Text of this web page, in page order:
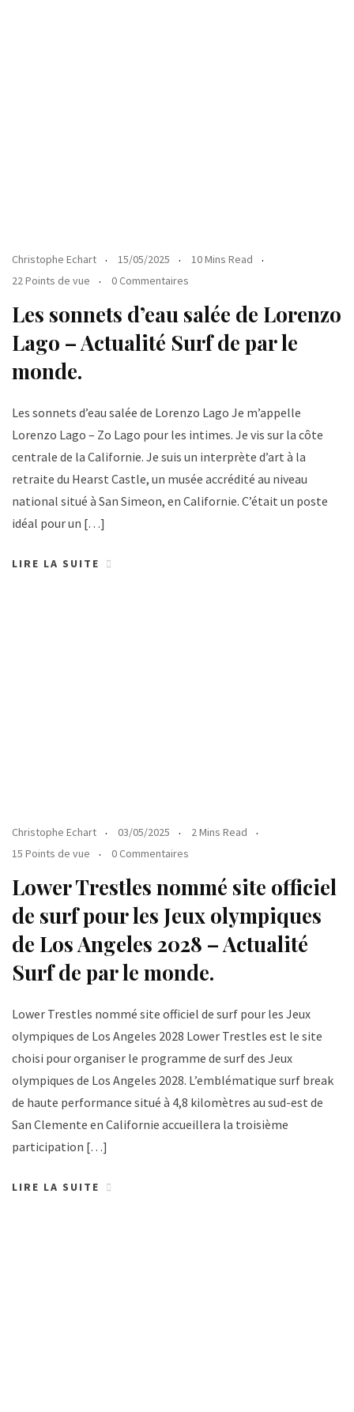
Christophe Echart 15/05/2025
10 Mins Read
22 Points de vue
0 Commentaires
Les sonnets d’eau salée de Lorenzo
Lago – Actualité Surf de par le
monde.
Les sonnets d’eau salée de Lorenzo Lago Je m’appelle
Lorenzo Lago – Zo Lago pour les intimes. Je vis sur la côte
centrale de la Californie. Je suis un interprète d’art à la
retraite du Hearst Castle, un musée accrédité au niveau
national situé à San Simeon, en Californie. C’était un poste
idéal pour un […]
LIRE LA SUITE
Christophe Echart 03/05/2025
2 Mins Read
15 Points de vue
0 Commentaires
Lower Trestles nommé site officiel
de surf pour les Jeux olympiques
de Los Angeles 2028 – Actualité
Surf de par le monde.
Lower Trestles nommé site officiel de surf pour les Jeux
olympiques de Los Angeles 2028 Lower Trestles est le site
choisi pour organiser le programme de surf des Jeux
olympiques de Los Angeles 2028. L’emblématique surf break
de haute performance situé à 4,8 kilomètres au sud-est de
San Clemente en Californie accueillera la troisième
participation […]
LIRE LA SUITE